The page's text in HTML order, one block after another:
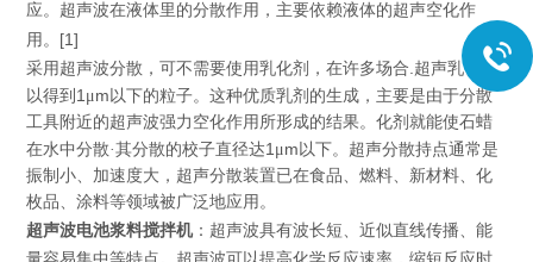
应。超声波在液体里的分散作用，主要依赖液体的超声空化作
用。 [1]
采用超声波分散，可不需要使用乳化剂，在许多场合 超声乳化可
以得到 1 μm 以下的粒子。这种优质乳剂的生成，主要是由于分散
工具附近的超声波强力空化作用所形成的结果。化剂就能使石蜡
在水中分散·其分散的校子直径达1 μm 以下。 超声分散持点通常是
振制小、加速度大，超声分散装置已在食品、燃料、新材料、化
枚品、涂料等领域被广泛地应用。
超声波电池浆料搅拌机：超声波具有波长短、近似直线传播、能